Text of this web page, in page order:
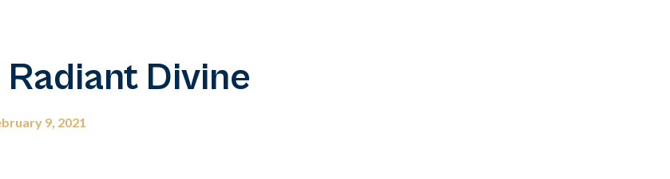
Divine
9, 2021